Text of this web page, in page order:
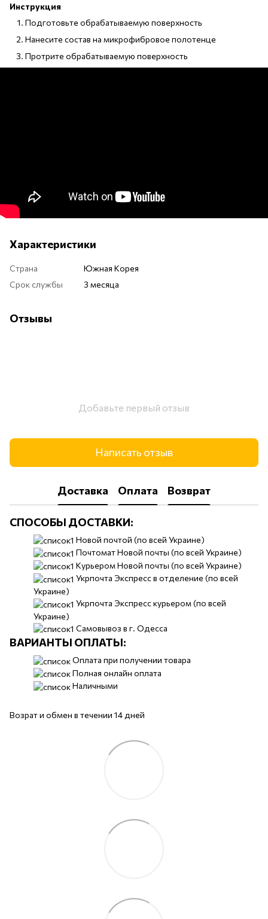
Инструкция
Подготовьте обрабатываемую поверхность
Нанесите состав на микрофибровое полотенце
Протрите обрабатываемую поверхность
Характеристики
Страна
Южная Корея
Срок службы
3 месяца
Отзывы
Добавьте первый отзыв
Написать отзыв
Доставка Оплата Возврат
СПОСОБЫ ДОСТАВКИ:
​​Новой почтой (по всей Украине)
Почтомат Новой почты (по всей Украине)
Курьером Новой почты (по всей Украине)
Укрпочта Экспресс в отделение (по всей
Украине)
Укрпочта Экспресс курьером (по всей
Украине)
Самовывоз в г. Одесса
ВАРИАНТЫ ОПЛАТЫ:
Оплата при получении товара
Полная онлайн оплата
Наличными
Возрат и обмен в течении 14 дней